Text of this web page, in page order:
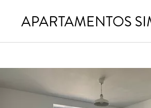
APARTAMENTOS